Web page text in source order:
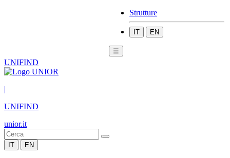
Strutture
IT EN
☰
UNIFIND
|
UNIFIND
unior.it
IT EN